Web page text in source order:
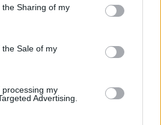
Sharing of my
Sale of my
my
Advertising.
előfizetéses
tartalmazza:
cikkarchívum
2 év napon belüli